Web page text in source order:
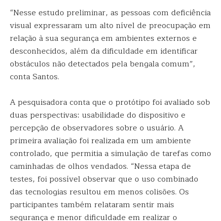
“Nesse estudo preliminar, as pessoas com deficiência
visual expressaram um alto nível de preocupação em
relação à sua segurança em ambientes externos e
desconhecidos, além da dificuldade em identificar
obstáculos não detectados pela bengala comum”,
conta Santos.
A pesquisadora conta que o protótipo foi avaliado sob
duas perspectivas: usabilidade do dispositivo e
percepção de observadores sobre o usuário. A
primeira avaliação foi realizada em um ambiente
controlado, que permitia a simulação de tarefas como
caminhadas de olhos vendados. “Nessa etapa de
testes, foi possível observar que o uso combinado
das tecnologias resultou em menos colisões. Os
participantes também relataram sentir mais
segurança e menor dificuldade em realizar o